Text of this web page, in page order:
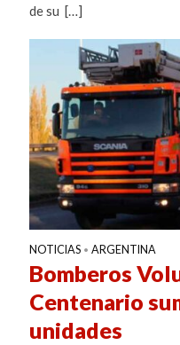
de su […]
NOTICIAS • ARGENTINA
Bomberos
Centenario
unidades